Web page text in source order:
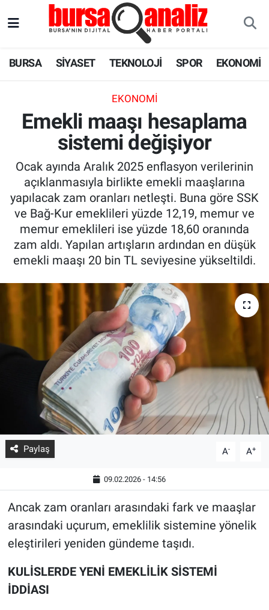
BURSA SİYASET TEKNOLOJİ SPOR EKONOMİ
EKONOMI
Emekli maaşı hesaplama
sistemi değişiyor
Ocak ayında Aralık 2025 enflasyon verilerinin
açıklanmasıyla birlikte emekli maaşlarına
yapılacak zam oranları netleşti. Buna göre SSK
ve Bağ-Kur emeklileri yüzde 12,19, memur ve
memur emeklileri ise yüzde 18,60 oranında
zam aldı. Yapılan artışların ardından en düşük
emekli maaşı 20 bin TL seviyesine yükseltildi.
Paylaş A- A+
09.02.2026 - 14:56
Ancak zam oranları arasındaki fark ve maaşlar
arasındaki uçurum, emeklilik sistemine yönelik
eleştirileri yeniden gündeme taşıdı.
KULİSLERDE YENİ EMEKLİLİK SİSTEMİ
İDDİASI
SPOR
EKONOMİ
SAĞLIK
ASTROLOJİ
BLOG
Süper Lig Puan Durumu ve Fikstür
Tüm Manşetler
Son Dakika Haberleri
Haber Arşivi